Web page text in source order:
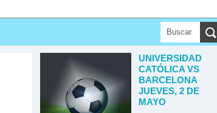
UNIVERSIDAD
CATÓLICA VS
BARCELONA
JUEVES, 2 DE
MAYO